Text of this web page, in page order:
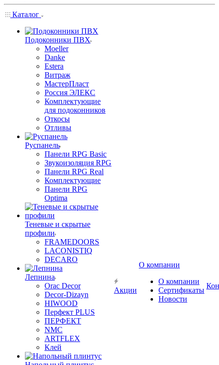
Каталог
Подоконники ПВХ
Moeller
Danke
Estera
Витраж
МастерПласт
Россия ЭЛЕКС
Комплектующие
для подоконников
Откосы
Отливы
Руспанель
Панели RPG Basic
Звукоизоляция RPG
Панели RPG Real
Комплектующие
Панели RPG
Optima
Теневые и скрытые
профили
FRAMEDOORS
LACONISTIQ
DECARO
Лепнина
Orac Decor
Decor-Dizayn
HIWOOD
Перфект PLUS
ПЕРФЕКТ
NMC
ARTFLEX
Клей
Акции
О компании
О компании
Сертификаты
Новости